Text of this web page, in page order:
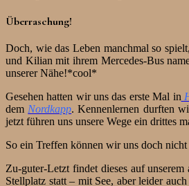
Überraschung!
Doch, wie das Leben manchmal so
und Kilian mit ihrem Mercedes-Bus
unserer Nähe!*cool*
Gesehen hatten wir uns das erste Mal in
dem Nordkapp. Kennenlernen durften
jetzt führen uns unsere Wege ein drittes
So ein Treffen können wir uns doch
Zu-guter-Letzt findet dieses auf unserem
Stellplatz statt – mit See, aber leider